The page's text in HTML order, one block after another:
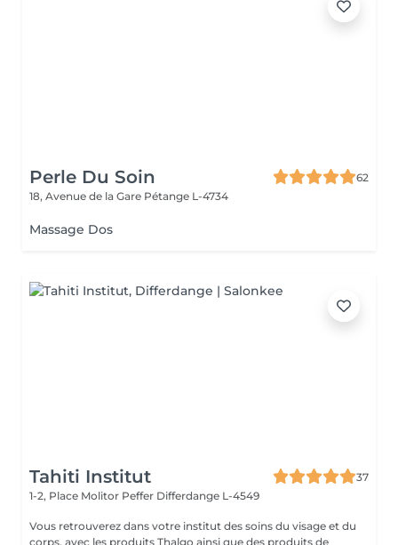
Perle Du Soin
62
18, Avenue de la Gare Pétange L-4734
Massage Dos
Tahiti Institut
37
1-2, Place Molitor Peffer Differdange L-4549
Vous retrouverez dans votre institut des soins du visage et du
corps, avec les produits Thalgo ainsi que des produits de